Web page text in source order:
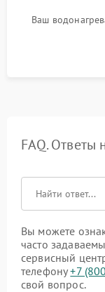
Ваш
FAQ. Ответы
Вы можете
часто
сервисный
телефону+7
свой вопрос.